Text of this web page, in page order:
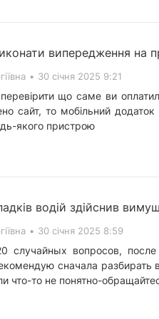
випередження на
• 30 січня 2025 9:21
що саме ви
сайт, то мобільний
якого пристрою
водій здійснив
• 30 січня 2025 8:59
случайных вопросов,
сначала
что-то не понятно-